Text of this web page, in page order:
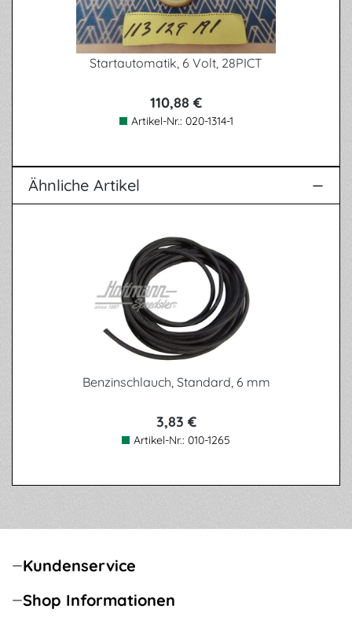
Startautomatik, 6 Volt, 28PICT
110,88 €
Artikel-Nr.: 020-1314-1
Ähnliche Artikel
Produktgalerie überspringen
Benzinschlauch, Standard, 6 mm
3,83 €
Artikel-Nr.: 010-1265
Kundenservice
Shop Informationen